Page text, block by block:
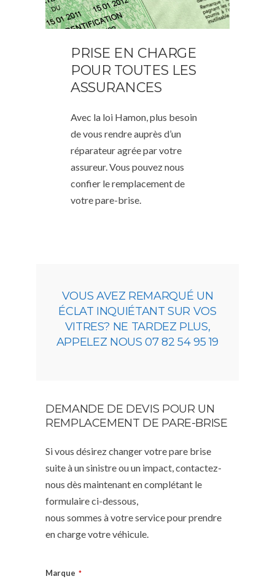
PRISE EN CHARGE
POUR TOUTES LES
ASSURANCES
Avec la loi Hamon, plus besoin
de vous rendre auprès d’un
réparateur agrée par votre
assureur. Vous pouvez nous
confier le remplacement de
votre pare-brise.
VOUS AVEZ REMARQUÉ UN
ÉCLAT INQUIÉTANT SUR VOS
VITRES? NE TARDEZ PLUS,
APPELEZ NOUS 07 82 54 95 19
DEMANDE DE DEVIS POUR UN
REMPLACEMENT DE PARE-BRISE
Si vous désirez changer votre pare brise
suite à un sinistre ou un impact, contactez-
nous dès maintenant en complétant le
formulaire ci-dessous,
nous sommes à votre service pour prendre
en charge votre véhicule.
Marque *